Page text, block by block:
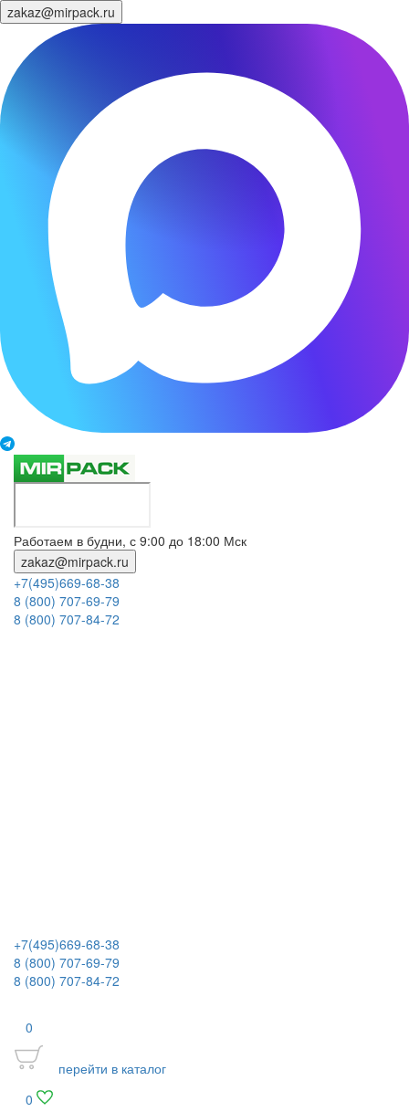
zakaz@mirpack.ru
Работаем в будни, с 9:00 до 18:00 Мск
zakaz@mirpack.ru
+7(495)669-68-38
8 (800) 707-69-79
8 (800) 707-84-72
+7(495)669-68-38
8 (800) 707-69-79
8 (800) 707-84-72
0
перейти в каталог
0